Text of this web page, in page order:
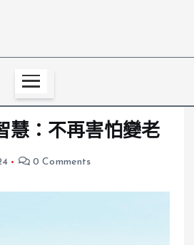
慧：不再害怕變老
0 Comments